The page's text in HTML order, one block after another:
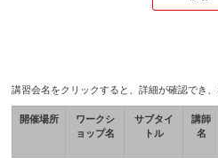
講習会名をクリックすると、詳細が確認でき、
開催場所
ワークシ
ョップ名
サブタイ
トル
講師
名